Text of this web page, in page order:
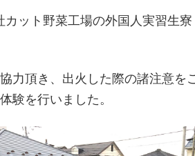
ット野菜工場の外国人実習生
力頂き、出火した際の諸注意を
験を行いました。